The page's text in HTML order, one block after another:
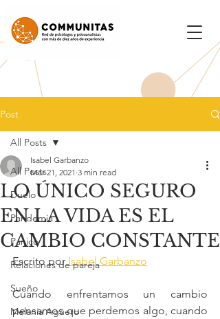
Post
All Posts
Duelo
Pandemia
Pánico
Relaciones de pareja
Sueño
Melania Agüero
All Posts
LO ÚNICO SEGURO
EN LA VIDA ES EL
CAMBIO CONSTANTE
Isabel Garbanzo
Mar 21, 2021 3 min read
Escrito por Isabel Garbanzo
Cuando enfrentamos un cambio
pensamos que perdemos algo, cuando